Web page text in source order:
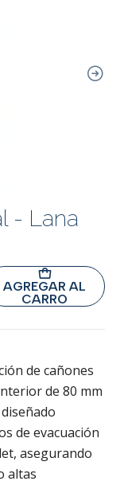
- Lana
AGREGAR AL
CARRO
de cañones
de 80 mm
de evacuación
asegurando
altas